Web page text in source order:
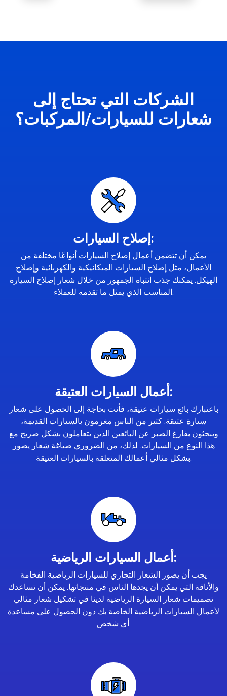
الشركات التي تحتاج إلى
شعارات للسيارات/المركبات؟
إصلاح السيارات:
يمكن أن تتضمن أعمال إصلاح السيارات أنواعًا مختلفة من
الأعمال، مثل إصلاح السيارات الميكانيكية والكهربائية وإصلاح
الهيكل. يمكنك جذب انتباه الجمهور من خلال شعار إصلاح السيارة
المناسب الذي يمثل ما تقدمه للعملاء.
أعمال السيارات العتيقة:
باعتبارك بائع سيارات عتيقة، فأنت بحاجة إلى الحصول على شعار
سيارة عتيقة. كثير من الناس مغرمون بالسيارات القديمة،
ويبحثون بفارغ الصبر عن البائعين الذين يتعاملون بشكل صريح مع
هذا النوع من السيارات. لذلك، من الضروري صياغة شعار يصور
بشكل مثالي أعمالك المتعلقة بالسيارات العتيقة.
أعمال السيارات الرياضية:
يجب أن يصور الشعار التجاري للسيارات الرياضية الفخامة
والأناقة التي يمكن أن يجدها الناس في منتجاتها. يمكن أن تساعدك
تصميمات شعار السيارة الرياضية لدينا في تشكيل شعار مثالي
لأعمال السيارات الرياضية الخاصة بك دون الحصول على مساعدة
أي شخص.